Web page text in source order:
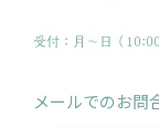
受付：月〜日（
メールでのお問